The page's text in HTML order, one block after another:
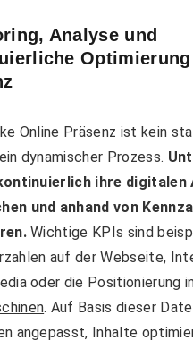
Analyse und
Online Präsenz ist kein
dynamischer Prozess.
ihre digitalen
und anhand von
Wichtige KPIs sind
auf der Webseite,
oder die Positionierung
. Auf Basis dieser
angepasst, Inhalte